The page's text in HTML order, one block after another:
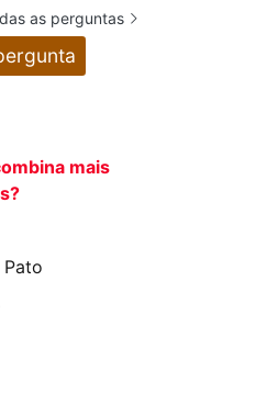
as perguntas
mais